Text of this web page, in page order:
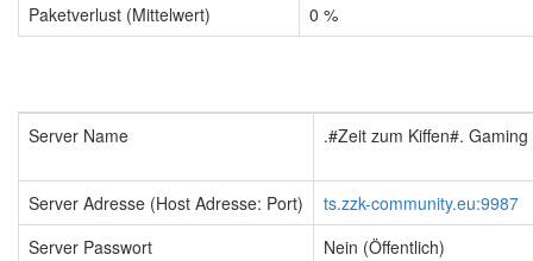
Paketverlust (Mittelwert)
0 %
Server Name .#Zeit zum Kiffen#.
Server Adresse (Host Adresse: Port)
ts.zzk-community.eu:9987
Server Passwort
Nein (Öffentlich)